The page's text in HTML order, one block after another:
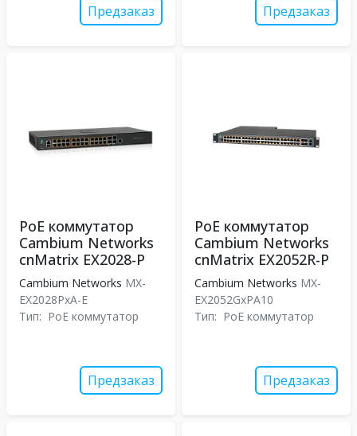
Предзаказ Предзаказ
PoE коммутатор
Cambium Networks
cnMatrix EX2028-P
Cambium Networks MX-
EX2028PxA-E
Тип: PoE коммутатор
Предзаказ
PoE коммутатор
Cambium Networks
cnMatrix EX2052R-P
Cambium Networks MX-
EX2052GxPA10
Тип: PoE коммутатор
Предзаказ